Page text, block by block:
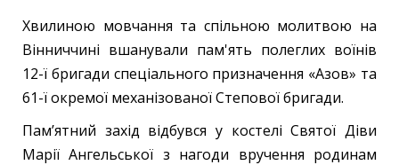
Хвилиною мовчання та спільною молитвою на
Вінниччині вшанували пам'ять полеглих воїнів
12-ї бригади спеціального призначення «Азов» та
61-ї окремої механізованої Степової бригади.
Пам’ятний захід відбувся у костелі Святої Діви
Марії Ангельської з нагоди вручення родинам